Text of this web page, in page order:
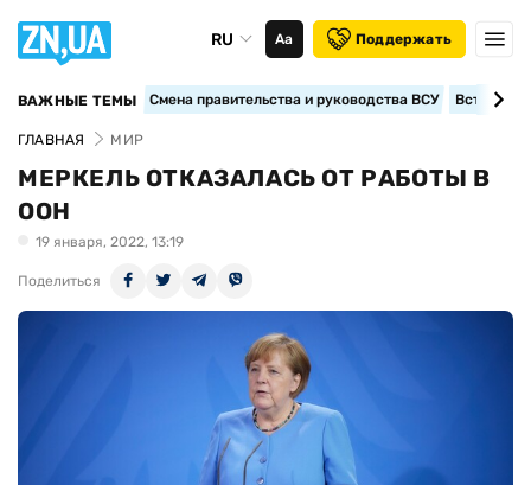
RU Аа Поддержать
ВАЖНЫЕ ТЕМЫ Смена правительства и руководства ВСУ
ГЛАВНАЯ МИР
МЕРКЕЛЬ ОТКАЗАЛАСЬ ОТ РАБОТЫ В
ООН
19 января, 2022, 13:19
Поделиться